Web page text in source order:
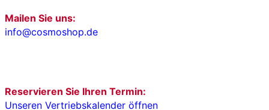
Mailen Sie uns:
info@cosmoshop.de
Reservieren Sie Ihren Termin:
Unseren Vertriebskalender öffnen